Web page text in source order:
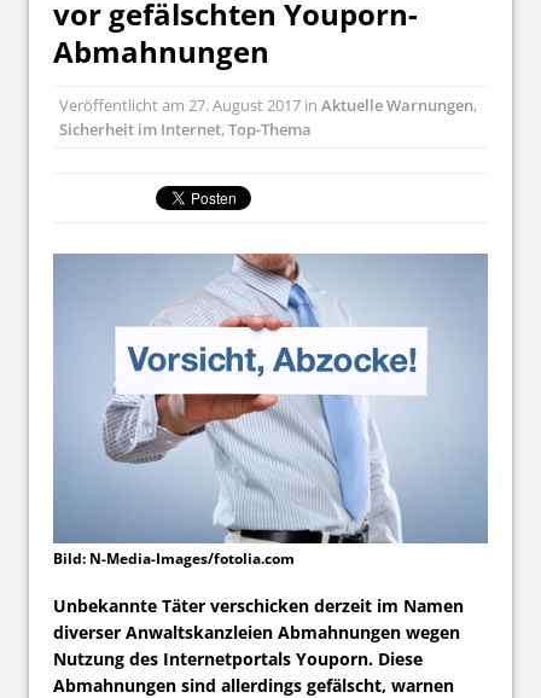
vor gefälschten Youporn-
Abmahnungen
Veröffentlicht am 27. August 2017 in Aktuelle Warnungen,
Sicherheit im Internet,Top-Thema
Bild: N-Media-Images/fotolia.com
Unbekannte Täter verschicken derzeit im Namen
diverser Anwaltskanzleien Abmahnungen wegen
Nutzung des Internetportals Youporn. Diese
Abmahnungen sind allerdings gefälscht, warnen